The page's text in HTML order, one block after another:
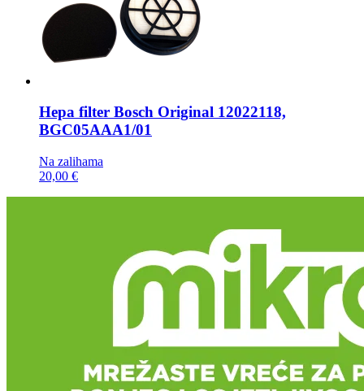
Hepa filter Bosch Original 12022118,
BGC05AAA1/01
Na zalihama
20,00 €